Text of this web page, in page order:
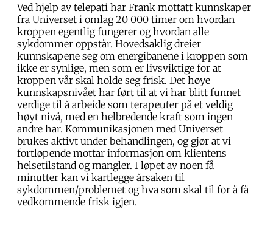
Ved hjelp av telepati har Frank mottatt kunnskaper
fra Universet i omlag 20 000 timer om hvordan
kroppen egentlig fungerer og hvordan alle
sykdommer oppstår. Hovedsaklig dreier
kunnskapene seg om energibanene i kroppen som
ikke er synlige, men som er livsviktige for at
kroppen vår skal holde seg frisk. Det høye
kunnskapsnivået har ført til at vi har blitt funnet
verdige til å arbeide som terapeuter på et veldig
høyt nivå, med en helbredende kraft som ingen
andre har. Kommunikasjonen med Universet
brukes aktivt under behandlingen, og gjør at vi
fortløpende mottar informasjon om klientens
helsetilstand og mangler. I løpet av noen få
minutter kan vi kartlegge årsaken til
sykdommen/problemet og hva som skal til for å få
vedkommende frisk igjen.